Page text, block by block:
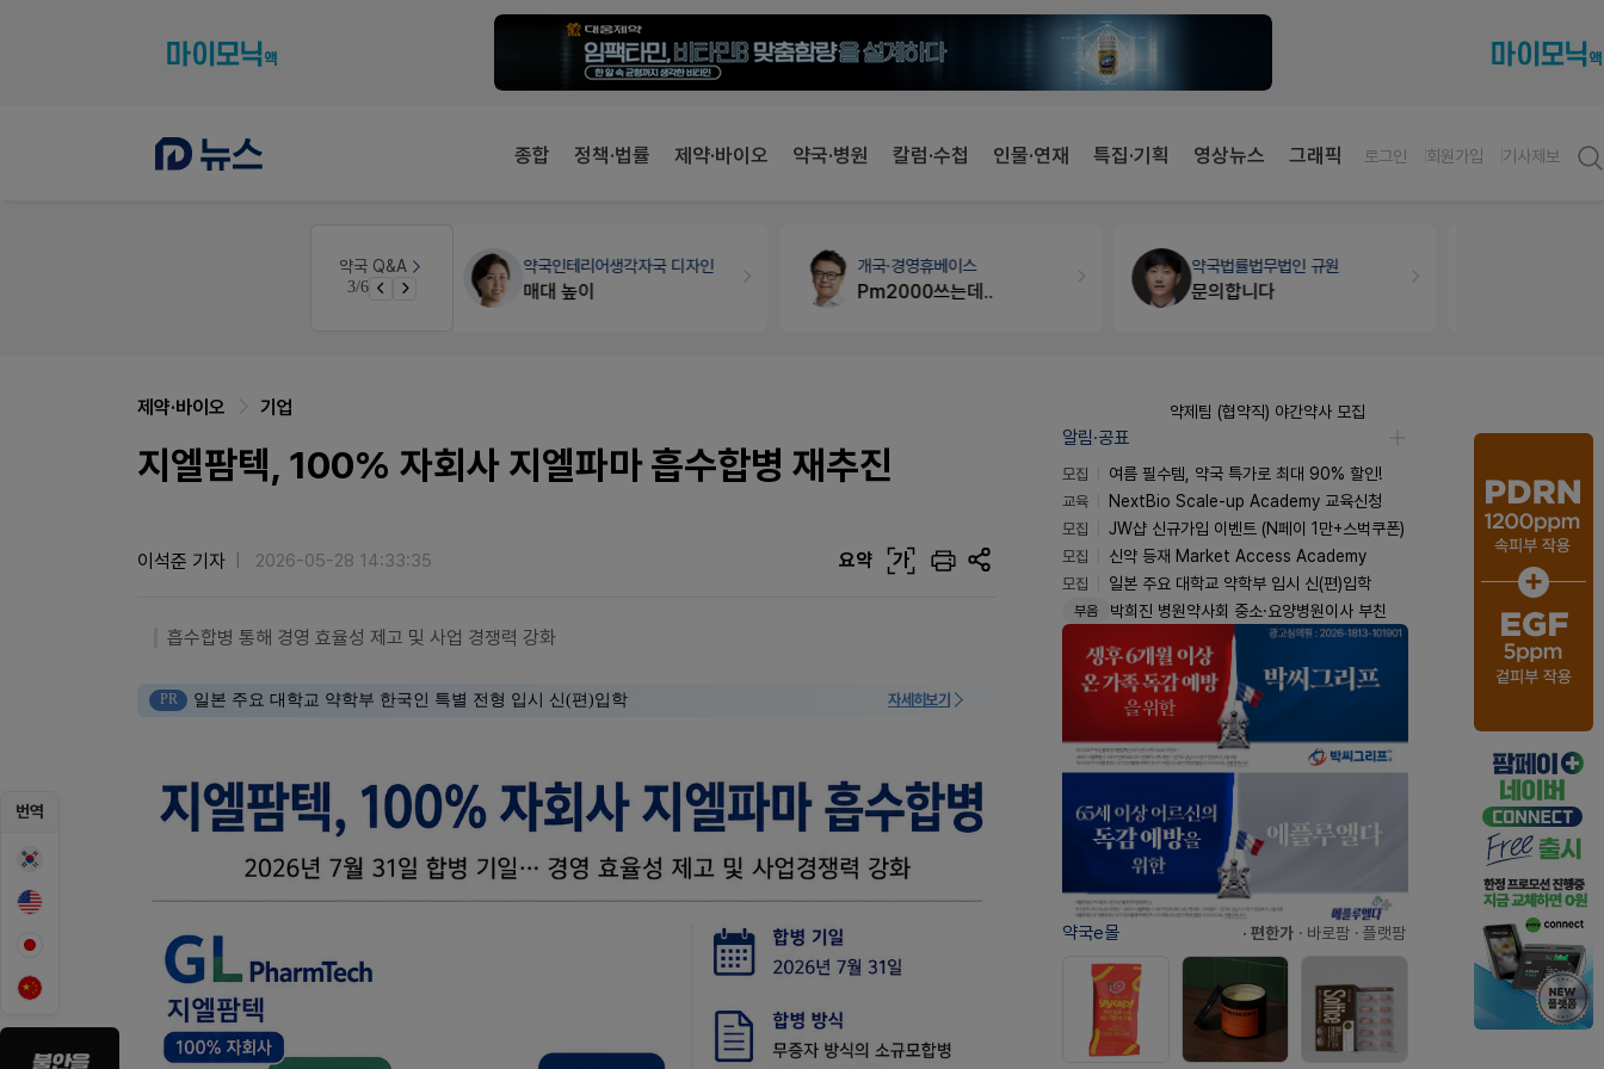
종합 정책·법률 제약·바이오 약국·병원 칼럼·수첩 인물·연재 특집·기획 영상뉴스 그래픽 로그인 회원가입 기사제보
약국 Q&A
4/6 약국 개국 대출 어떻게 받아야할지 어렵습니다
약국인테리어생각자국 디자인
매대 높이
개국·경영휴베이스
Pm2000쓰는데..
약국법률법무법인 규원
문의합니다
번역
제약·바이오 기업
지엘팜텍, 100% 자회사 지엘파마 흡수합병 재추진
이석준 기자 2026-05-28 14:33:35 요약 가
흡수합병 통해 경영 효율성 제고 및 사업 경쟁력 강화
PR 일본 주요 대학교 약학부 한국인 특별 전형 입시 신(편)입학 자세히보기
약제팀 (협약직) 야간약사 모집
알림·공표
모집
여름 필수템, 약국 특가로 최대 90% 할인!
교육
NextBio Scale-up Academy 교육신청
모집
JW샵 신규가입 이벤트 (N페이 1만+스벅쿠폰)
모집
신약 등재 Market Access Academy
모집
일본 주요 대학교 약학부 입시 신(편)입학
부음 박희진 병원약사회 중소·요양병원이사 부친
약국e몰 · 편한가 · 바로팜 · 플랫팜